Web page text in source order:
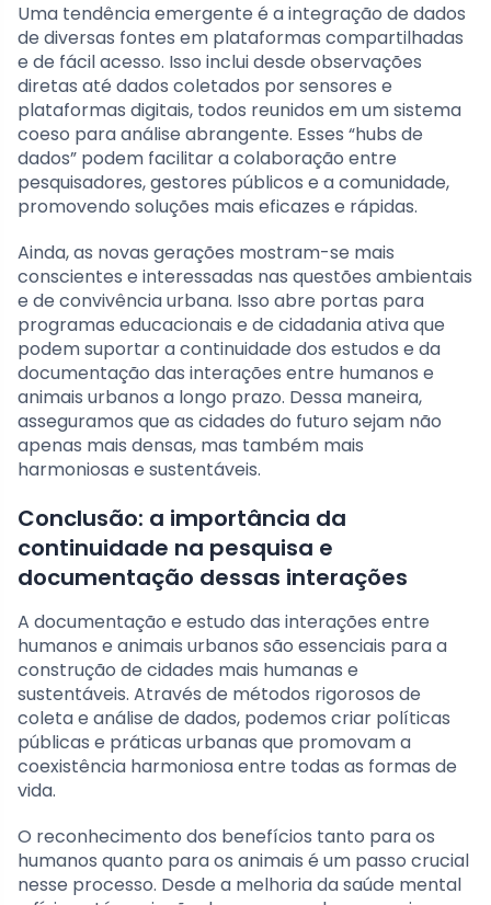
Uma tendência emergente é a integração de dados
de diversas fontes em plataformas compartilhadas
e de fácil acesso. Isso inclui desde observações
diretas até dados coletados por sensores e
plataformas digitais, todos reunidos em um sistema
coeso para análise abrangente. Esses “hubs de
dados” podem facilitar a colaboração entre
pesquisadores, gestores públicos e a comunidade,
promovendo soluções mais eficazes e rápidas.
Ainda, as novas gerações mostram-se mais
conscientes e interessadas nas questões ambientais
e de convivência urbana. Isso abre portas para
programas educacionais e de cidadania ativa que
podem suportar a continuidade dos estudos e da
documentação das interações entre humanos e
animais urbanos a longo prazo. Dessa maneira,
asseguramos que as cidades do futuro sejam não
apenas mais densas, mas também mais
harmoniosas e sustentáveis.
Conclusão: a importância da
continuidade na pesquisa e
documentação dessas interações
A documentação e estudo das interações entre
humanos e animais urbanos são essenciais para a
construção de cidades mais humanas e
sustentáveis. Através de métodos rigorosos de
coleta e análise de dados, podemos criar políticas
públicas e práticas urbanas que promovam a
coexistência harmoniosa entre todas as formas de
vida.
O reconhecimento dos benefícios tanto para os
humanos quanto para os animais é um passo crucial
nesse processo. Desde a melhoria da saúde mental